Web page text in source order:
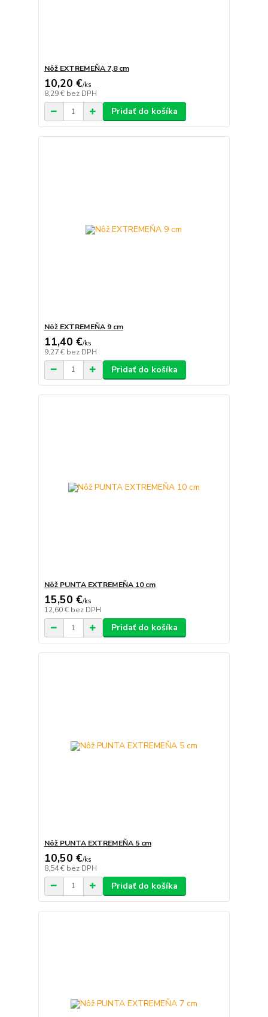
Nôž EXTREMEŇA 7,8 cm
10,20 €/ks
8,29 € bez DPH
Pridať do košíka
Nôž EXTREMEŇA 9 cm
11,40 €/ks
9,27 € bez DPH
Pridať do košíka
Nôž PUNTA EXTREMEŇA 10 cm
15,50 €/ks
12,60 € bez DPH
Pridať do košíka
Nôž PUNTA EXTREMEŇA 5 cm
10,50 €/ks
8,54 € bez DPH
Pridať do košíka